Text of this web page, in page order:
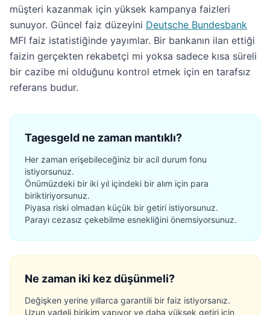
müşteri kazanmak için yüksek kampanya faizleri
sunuyor. Güncel faiz düzeyini Deutsche Bundesbank
MFI faiz istatistiğinde yayımlar. Bir bankanın ilan ettiği
faizin gerçekten rekabetçi mi yoksa sadece kısa süreli
bir cazibe mi olduğunu kontrol etmek için en tarafsız
referans budur.
Tagesgeld ne zaman mantıklı?
Her zaman erişebileceğiniz bir acil durum fonu
istiyorsunuz.
Önümüzdeki bir iki yıl içindeki bir alım için para
biriktiriyorsunuz.
Piyasa riski olmadan küçük bir getiri istiyorsunuz.
Parayı cezasız çekebilme esnekliğini önemsiyorsunuz.
Ne zaman iki kez düşünmeli?
Değişken yerine yıllarca garantili bir faiz istiyorsanız.
Uzun vadeli birikim yapıyor ve daha yüksek getiri için